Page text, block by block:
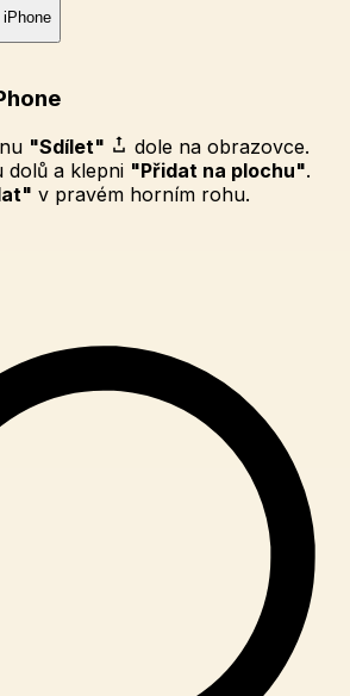
iPhone
"Sdílet"
dole na obrazovce.
dolů a klepni "Přidat na plochu".
v pravém horním rohu.